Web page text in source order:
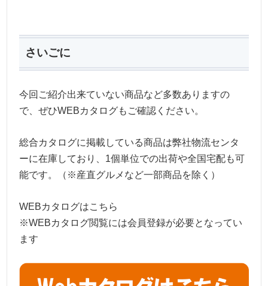
さいごに
今回ご紹介出来ていない商品など多数ありますの
で、ぜひWEBカタログもご確認ください。
総合カタログに掲載している商品は弊社物流センタ
ーに在庫しており、1個単位での出荷や全国宅配も可
能です。（※産直グルメなど一部商品を除く）
WEBカタログはこちら
※WEBカタログ閲覧には会員登録が必要となってい
ます